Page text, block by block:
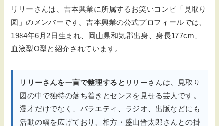
リリーさんは、吉本興業に所属するお笑いコンビ「見取り
図」のメンバーです。吉本興業の公式プロフィールでは、
1984年6月2日生まれ、岡山県和気郡出身、身長177cm、
血液型O型と紹介されています。
リリーさんを一言で整理すると リリーさんは、見取り
図の中で独特の落ち着きとセンスを見せる芸人です。
漫才だけでなく、バラエティ、ラジオ、出版などにも
活動の幅を広げており、相方・盛山晋太郎さんとの掛